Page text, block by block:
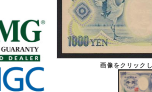
画像をクリック